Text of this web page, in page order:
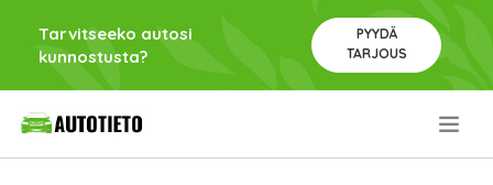
Tarvitseeko autosi
kunnostusta?
PYYDÄ
TARJOUS